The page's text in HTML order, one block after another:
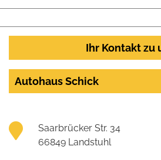
Ihr Kontakt zu
Autohaus Schick
Saarbrücker Str. 34
66849 Landstuhl